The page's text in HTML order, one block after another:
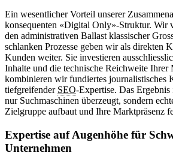
Ein wesentlicher Vorteil unserer
konsequenten «Digital Only»-Struktur. Wir
den administrativen Ballast klassischer
schlanken Prozesse geben wir als direkten
Kunden weiter. Sie investieren
Inhalte und die technische Reichweite Ihrer
kombinieren wir fundiertes journalistisches
tiefgreifender SEO-Expertise. Das
nur Suchmaschinen überzeugt, sondern
Zielgruppe aufbaut und Ihre Marktpräsenz
Expertise auf Augenhöhe für
Unternehmen